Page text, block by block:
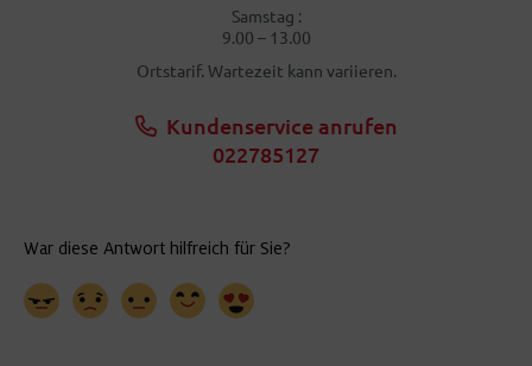
Samstag :
9.00 – 13.00
Ortstarif. Wartezeit kann variieren.
Kundenservice anrufen
022785127